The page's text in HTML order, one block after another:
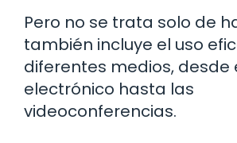
Pero no se trata solo de
también incluye el uso
diferentes medios, desde
electrónico hasta las
videoconferencias.